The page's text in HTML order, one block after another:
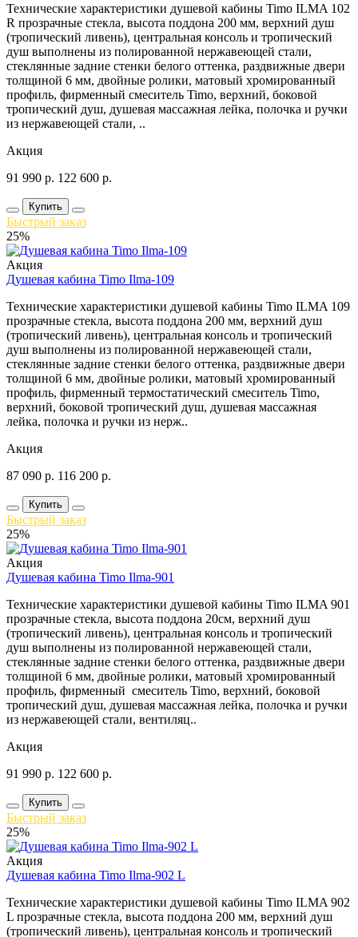
Технические характеристики душевой кабины Timo ILMA 102
R прозрачные стекла, высота поддона 200 мм, верхний душ
(тропический ливень), центральная консоль и тропический
душ выполнены из полированной нержавеющей стали,
стеклянные задние стенки белого оттенка, раздвижные двери
толщиной 6 мм, двойные ролики, матовый хромированный
профиль, фирменный смеситель Timo, верхний, боковой
тропический душ, душевая массажная лейка, полочка и ручки
из нержавеющей стали, ..
Акция
91 990 р. 122 600 р.
Купить
Быстрый заказ
25%
Акция
Душевая кабина Timo Ilma-109
Технические характеристики душевой кабины Timo ILMA 109
прозрачные стекла, высота поддона 200 мм, верхний душ
(тропический ливень), центральная консоль и тропический
душ выполнены из полированной нержавеющей стали,
стеклянные задние стенки белого оттенка, раздвижные двери
толщиной 6 мм, двойные ролики, матовый хромированный
профиль, фирменный термостатический смеситель Timo,
верхний, боковой тропический душ, душевая массажная
лейка, полочка и ручки из нерж..
Акция
87 090 р. 116 200 р.
Купить
Быстрый заказ
25%
Акция
Душевая кабина Timo Ilma-901
Технические характеристики душевой кабины Timo ILMA 901
прозрачные стекла, высота поддона 20см, верхний душ
(тропический ливень), центральная консоль и тропический
душ выполнены из полированной нержавеющей стали,
стеклянные задние стенки белого оттенка, раздвижные двери
толщиной 6 мм, двойные ролики, матовый хромированный
профиль, фирменный смеситель Timo, верхний, боковой
тропический душ, душевая массажная лейка, полочка и ручки
из нержавеющей стали, вентиляц..
Акция
91 990 р. 122 600 р.
Купить
Быстрый заказ
25%
Акция
Душевая кабина Timo Ilma-902 L
Технические характеристики душевой кабины Timo ILMA 902
L прозрачные стекла, высота поддона 200 мм, верхний душ
(тропический ливень), центральная консоль и тропический